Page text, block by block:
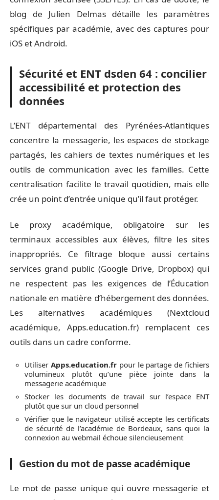
blog de Julien Delmas détaille les paramètres
spécifiques par académie, avec des captures pour
iOS et Android.
Sécurité et ENT dsden 64 : concilier
accessibilité et protection des
données
L’ENT départemental des Pyrénées-Atlantiques
concentre la messagerie, les espaces de stockage
partagés, les cahiers de textes numériques et les
outils de communication avec les familles. Cette
centralisation facilite le travail quotidien, mais elle
crée un point d’entrée unique qu’il faut protéger.
Le proxy académique, obligatoire sur les
terminaux accessibles aux élèves, filtre les sites
inappropriés. Ce filtrage bloque aussi certains
services grand public (Google Drive, Dropbox) qui
ne respectent pas les exigences de l’Éducation
nationale en matière d’hébergement des données.
Les alternatives académiques (Nextcloud
académique, Apps.education.fr) remplacent ces
outils dans un cadre conforme.
Utiliser Apps.education.frpour le partage de fichiers
volumineux plutôt qu’une pièce jointe dans la
messagerie académique
Stocker les documents de travail sur l’espace ENT
plutôt que sur un cloud personnel
Vérifier que le navigateur utilisé accepte les certificats
de sécurité de l’académie de Bordeaux, sans quoi la
connexion au webmail échoue silencieusement
Gestion du mot de passe académique
Le mot de passe unique qui ouvre messagerie et